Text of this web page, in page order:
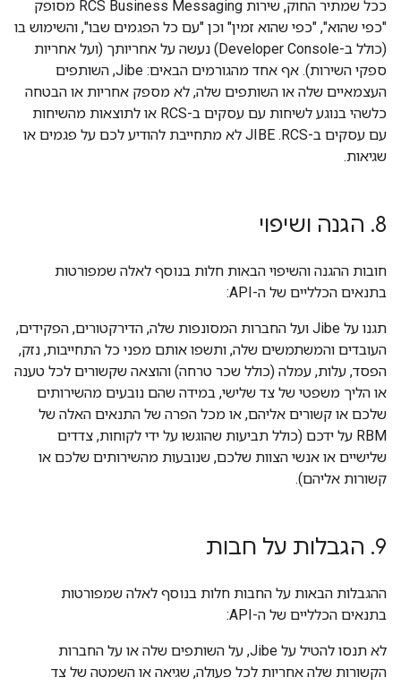
ככל שמתיר החוק, שירות RCS Business Messaging מסופק
"כפי שהוא", "כפי שהוא זמין" וכן "עם כל הפגמים שבו", והשימוש בו
(כולל ב-Developer Console) נעשה על אחריותך (ועל אחריות
ספקי השירות). אף אחד מהגורמים הבאים: Jibe, השותפים
העצמאיים שלה או השותפים שלה, לא מספק אחריות או הבטחה
כלשהי בנוגע לשיחות עם עסקים ב-RCS או לתוצאות מהשיחות
עם עסקים ב-RCS. ‫JIBE לא מתחייבת להודיע לכם על פגמים או
שגיאות.
8
. הגנה ושיפוי
חובות ההגנה והשיפוי הבאות חלות בנוסף לאלה שמפורטות
בתנאים הכלליים של ה-API:
תגנו על Jibe ועל החברות המסונפות שלה, הדירקטורים, הפקידים,
העובדים והמשתמשים שלה, ותשפו אותם מפני כל התחייבות, נזק,
הפסד, עלות, עמלה (כולל שכר טרחה) והוצאה שקשורים לכל טענה
או הליך משפטי של צד שלישי, במידה שהם נובעים מהשירותים
שלכם או קשורים אליהם, או מכל הפרה של התנאים האלה של
RBM על ידכם (כולל תביעות שהוגשו על ידי לקוחות, צדדים
שלישיים או אנשי הצוות שלכם, שנובעות מהשירותים שלכם או
קשורות אליהם).
9
. הגבלות על חבות
ההגבלות הבאות על החבות חלות בנוסף לאלה שמפורטות
בתנאים הכלליים של ה-API:
לא תנסו להטיל על Jibe, על השותפים שלה או על החברות
הקשורות שלה אחריות לכל פעולה, שגיאה או השמטה של צד